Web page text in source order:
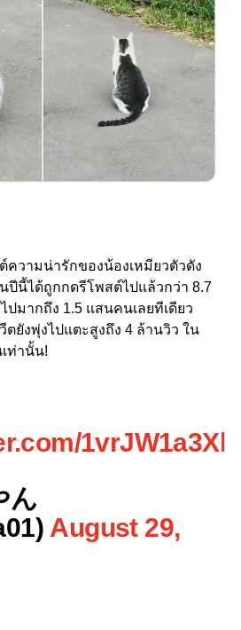
ความน่ารักของน้องเหมียวตัวดัง
ปีนี้ได้ถูกกดรีโพสต์ไปแล้วกว่า 8.7
ปมากถึง 1.5 แสนคนเลยทีเดียว
ยังพุ่งไปแตะสูงถึง 4 ล้านวิว ใน
เท่านั้น!
1vrJW1a3Xk
ん
August 29,